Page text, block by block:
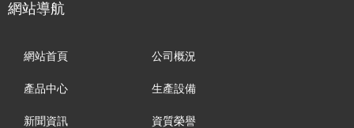
網站導航
網站首頁 公司概況
產品中心 生產設備
新聞資訊 資質榮譽